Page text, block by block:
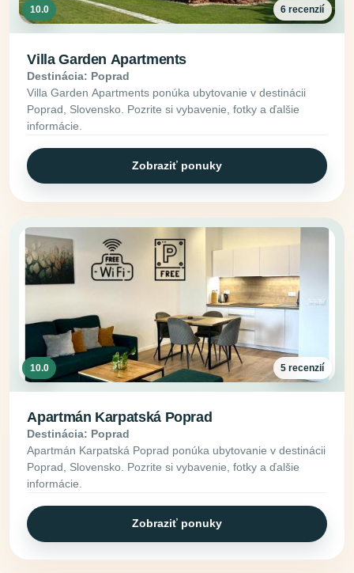
10.0 6 recenzií
Villa Garden Apartments
Destinácia: Poprad
Villa Garden Apartments ponúka ubytovanie v destinácii
Poprad, Slovensko. Pozrite si vybavenie, fotky a ďalšie
informácie.
Zobraziť ponuky
10.0 5 recenzií
Apartmán Karpatská Poprad
Destinácia: Poprad
Apartmán Karpatská Poprad ponúka ubytovanie v destinácii
Poprad, Slovensko. Pozrite si vybavenie, fotky a ďalšie
informácie.
Zobraziť ponuky